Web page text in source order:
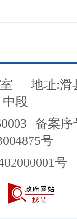
地址:滑
中段
备案序
号
号